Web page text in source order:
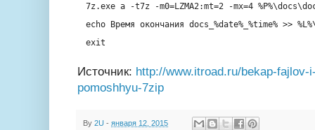
7z.exe a -t7z -m0=LZMA2:mt=2 -mx=4
echo Время окончания docs_%date%_%time% >>
exit
Источник: http://www.itroad.ru/bekap-
pomoshhyu-7zip
By 2U - января 12, 2015